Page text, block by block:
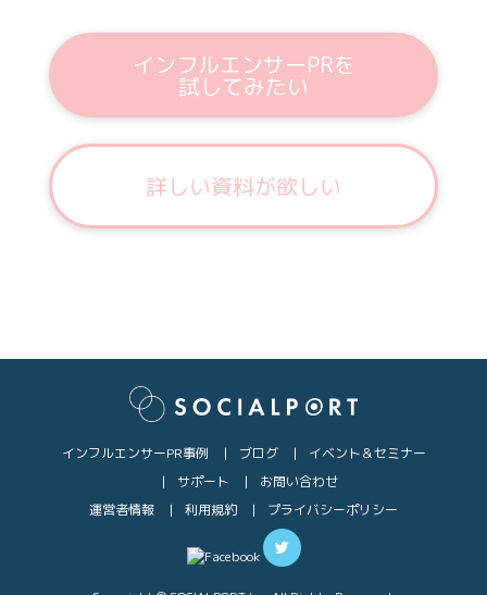
インフルエンサーPRを
試してみたい
詳しい資料が欲しい
インフルエンサーPR事例 ブログ
イベント＆セミナー
サポート
お問い合わせ
運営者情報
利用規約 プライバシーポリシー